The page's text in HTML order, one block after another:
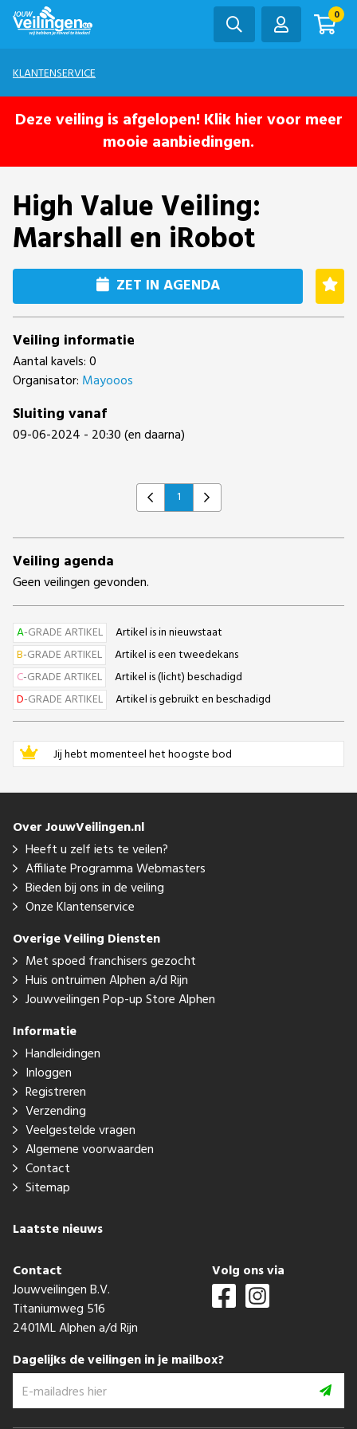
0
KLANTENSERVICE
Deze veiling is afgelopen! Klik hier voor meer
mooie aanbiedingen.
High Value Veiling:
Marshall en iRobot
ZET IN AGENDA
Veiling informatie
Aantal kavels: 0
Organisator: Mayooos
Sluiting vanaf
09-06-2024 - 20:30 (en daarna)
Previous
1 Next
Veiling agenda
Geen veilingen gevonden.
A-GRADE ARTIKEL
Artikel is in nieuwstaat
B-GRADE ARTIKEL
Artikel is een tweedekans
C-GRADE ARTIKEL
Artikel is (licht) beschadigd
D-GRADE ARTIKEL Artikel is gebruikt en beschadigd
Jij hebt momenteel het hoogste bod
Over JouwVeilingen.nl
Heeft u zelf iets te veilen?
Affiliate Programma Webmasters
Bieden bij ons in de veiling
Onze Klantenservice
Overige Veiling Diensten
Met spoed franchisers gezocht
Huis ontruimen Alphen a/d Rijn
Jouwveilingen Pop-up Store Alphen
Informatie
Handleidingen
Inloggen
Registreren
Verzending
Veelgestelde vragen
Algemene voorwaarden
Contact
Sitemap
Laatste nieuws
Contact
Jouwveilingen B.V.
Titaniumweg 516
2401ML Alphen a/d Rijn
Volg ons via
Dagelijks de veilingen in je mailbox?